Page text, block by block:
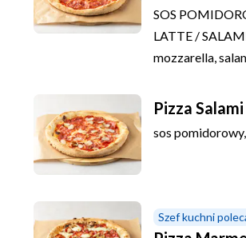
SOS
LATTE /
mozzarella,
Pizza
sos
Szef kuchni